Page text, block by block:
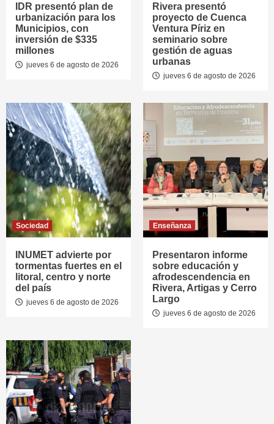
IDR presentó plan de
urbanización para los
Municipios, con
inversión de $335
millones
jueves 6 de agosto de 2026
Rivera presentó
proyecto de Cuenca
Ventura Píriz en
seminario sobre
gestión de aguas
urbanas
jueves 6 de agosto de 2026
Sociedad
INUMET advierte por
tormentas fuertes en el
litoral, centro y norte
del país
jueves 6 de agosto de 2026
Enseñanza
Presentaron informe
sobre educación y
afrodescendencia en
Rivera, Artigas y Cerro
Largo
jueves 6 de agosto de 2026